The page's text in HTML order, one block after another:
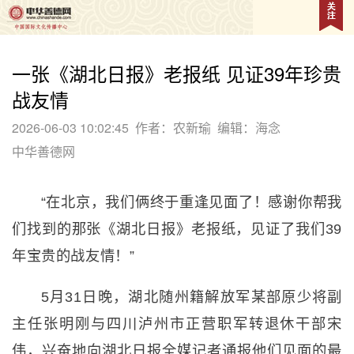
一张《湖北日报》老报纸 见证39年珍贵
战友情
2026-06-03 10:02:45 作者：农新瑜 编辑：海念
中华善德网
“在北京，我们俩终于重逢见面了！感谢你帮我
们找到的那张《湖北日报》老报纸，见证了我们39
年宝贵的战友情！”
5月31日晚，湖北随州籍解放军某部原少将副
主任张明刚与四川泸州市正营职军转退休干部宋
伟，兴奋地向湖北日报全媒记者通报他们见面的最